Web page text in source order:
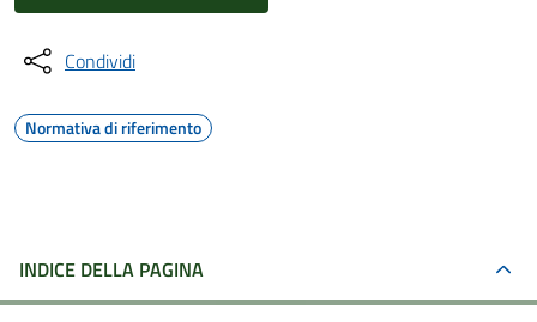
Condividi
Normativa di riferimento
INDICE DELLA PAGINA